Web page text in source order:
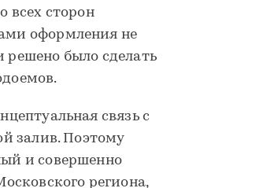
всех сторон
оформления не
было сделать
связь с
залив. Поэтому
и совершенно
региона,